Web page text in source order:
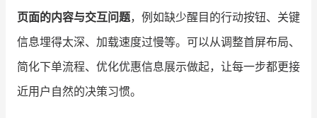
页面的内容与交互问题，例如缺少醒目的行动按钮、关键
信息埋得太深、加载速度过慢等。可以从调整首屏布局、
简化下单流程、优化优惠信息展示做起，让每一步都更接
近用户自然的决策习惯。